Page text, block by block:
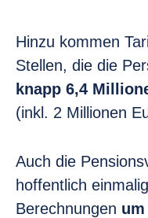
Hinzu kommen
Stellen, die die
knapp 6,4
(inkl. 2 Millionen
Auch die
hoffentlich
Berechnungen